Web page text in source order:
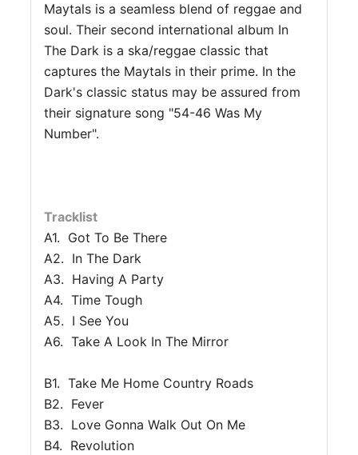
Maytals is a seamless blend of reggae and
soul. Their second international album In
The Dark is a ska/reggae classic that
captures the Maytals in their prime. In the
Dark's classic status may be assured from
their signature song "54-46 Was My
Number".
Tracklist
A1. Got To Be There
A2. In The Dark
A3. Having A Party
A4. Time Tough
A5. I See You
A6. Take A Look In The Mirror
B1. Take Me Home Country Roads
B2. Fever
B3. Love Gonna Walk Out On Me
B4. Revolution